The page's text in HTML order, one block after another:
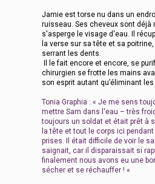
Jamie est torse nu dans un
ruisseau. Ses cheveux sont déjà
s'asperge le visage d'eau. Il
la verse sur sa tête et sa
serrant les dents.
Il le fait encore et encore, se
chirurgien se frotte les mains
son esprit autant qu’éliminant
Tonia Graphia : « Je me sens
mettre Sam dans l'eau – très
toujours un soldat et était prêt à
la tête et tout le corps ici
prises. Il était difficile de voir le
saignait, car il disparaissait si
finalement nous avons eu une
sécher et se réchauffer ! «